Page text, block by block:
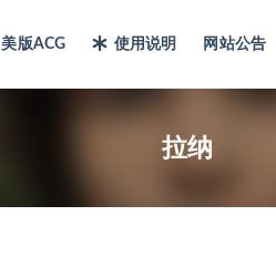
美版ACG 使用说明 网站公告
拉纳